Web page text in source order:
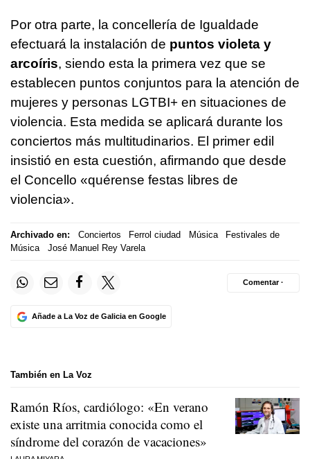
Por otra parte, la concellería de Igualdade
efectuará la instalación de puntos violeta y
arcoíris, siendo esta la primera vez que se
establecen puntos conjuntos para la atención de
mujeres y personas LGTBI+ en situaciones de
violencia. Esta medida se aplicará durante los
conciertos más multitudinarios. El primer edil
insistió en esta cuestión, afirmando que desde
el Concello «quérense festas libres de
violencia».
Archivado en: Conciertos Ferrol ciudad Música
Festivales de
Música
José Manuel Rey Varela
Añade a La Voz de Galicia en Google
Comentar ·
También en La Voz
Ramón Ríos, cardiólogo: «En verano
existe una arritmia conocida como el
síndrome del corazón de vacaciones»